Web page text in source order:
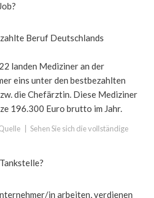
Beruf Deutschlands
landen Mediziner an der
eins unter den bestbezahlten
die Chefärztin. Diese Mediziner
196.300 Euro brutto im Jahr.
Sehen Sie sich die vollständige
in arbeiten, verdienen